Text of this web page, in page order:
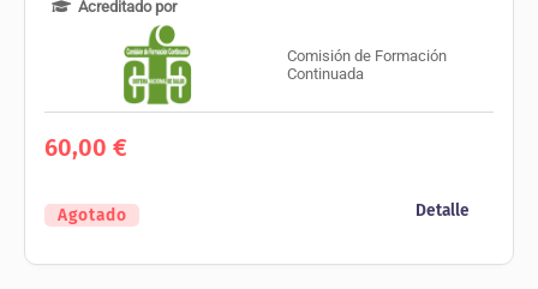
Acreditado por
Comisión de Formación
Continuada
60,00€
Agotado Detalle